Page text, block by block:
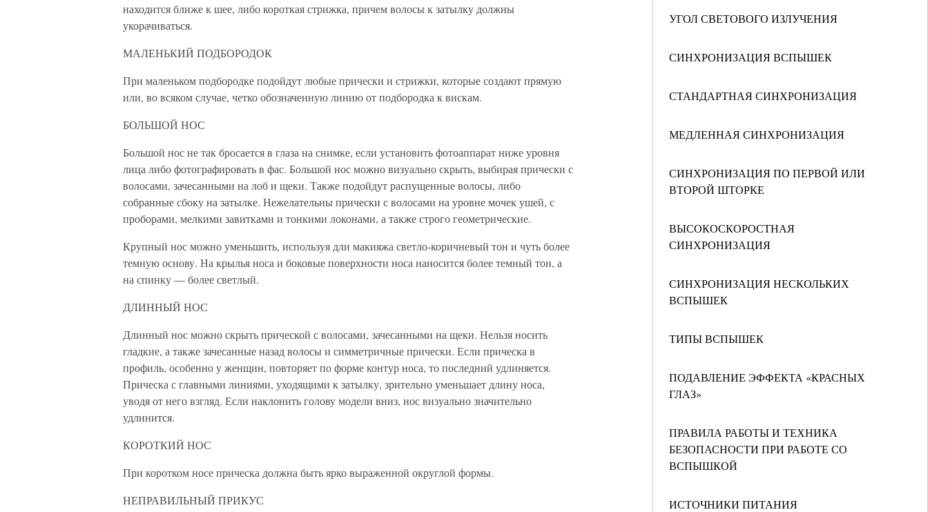
УГОЛ СВЕТОВОГО ИЗЛУЧЕНИЯ
СИНХРОНИЗАЦИЯ ВСПЫШЕК
СТАНДАРТНАЯ СИНХРОНИЗАЦИЯ
МЕДЛЕННАЯ СИНХРОНИЗАЦИЯ
СИНХРОНИЗАЦИЯ ПО ПЕРВОЙ ИЛИ
ВТОРОЙ ШТОРКЕ
ВЫСОКОСКОРОСТНАЯ
СИНХРОНИЗАЦИЯ
СИНХРОНИЗАЦИЯ НЕСКОЛЬКИХ
ВСПЫШЕК
ТИПЫ ВСПЫШЕК
ПОДАВЛЕНИЕ ЭФФЕКТА «КРАСНЫХ
ГЛАЗ»
ПРАВИЛА РАБОТЫ И ТЕХНИКА
БЕЗОПАСНОСТИ ПРИ РАБОТЕ СО
ВСПЫШКОЙ
ИСТОЧНИКИ ПИТАНИЯ
находится ближе к шее, либо короткая стрижка, причем волосы к затылку должны
укорачиваться.
МАЛЕНЬКИЙ ПОДБОРОДОК
При маленьком подбородке подойдут любые прически и стрижки, которые создают прямую
или, во всяком случае, четко обозначенную линию от подбородка к вискам.
БОЛЬШОЙ НОС
Большой нос не так бросается в глаза на снимке, если установить фотоаппарат ниже уровня
лица либо фотографировать в фас. Большой нос можно визуально скрыть, выбирая прически с
волосами, зачесанными на лоб и щеки. Также подойдут распущенные волосы, либо
собранные сбоку на затылке. Нежелательны прически с волосами на уровне мочек ушей, с
проборами, мелкими завитками и тонкими локонами, а также строго геометрические.
Крупный нос можно уменьшить, используя дли макияжа светло-коричневый тон и чуть более
темную основу. На крылья носа и боковые поверхности носа наносится более темный тон, а
на спинку — более светлый.
ДЛИННЫЙ НОС
Длинный нос можно скрыть прической с волосами, зачесанными на щеки. Нельзя носить
гладкие, а также зачесанные назад волосы и симметричные прически. Если прическа в
профиль, особенно у женщин, повторяет по форме контур носа, то последний удлиняется.
Прическа с главными линиями, уходящими к затылку, зрительно уменьшает длину носа,
уводя от него взгляд. Если наклонить голову модели вниз, нос визуально значительно
удлинится.
КОРОТКИЙ НОС
При коротком носе прическа должна быть ярко выраженной округлой формы.
НЕПРАВИЛЬНЫЙ ПРИКУС